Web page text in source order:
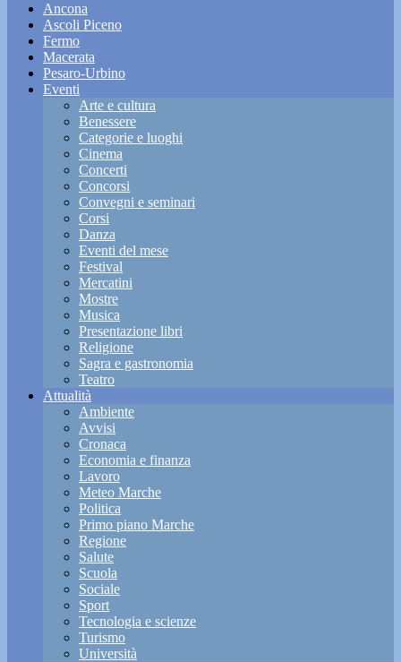
Ancona
Ascoli Piceno
Fermo
Macerata
Pesaro-Urbino
Eventi
Arte e cultura
Benessere
Categorie e luoghi
Cinema
Concerti
Concorsi
Convegni e seminari
Corsi
Danza
Eventi del mese
Festival
Mercatini
Mostre
Musica
Presentazione libri
Religione
Sagra e gastronomia
Teatro
Attualità
Ambiente
Avvisi
Cronaca
Economia e finanza
Lavoro
Meteo Marche
Politica
Primo piano Marche
Regione
Salute
Scuola
Sociale
Sport
Tecnologia e scienze
Turismo
Università